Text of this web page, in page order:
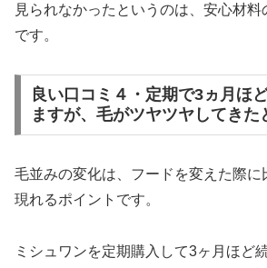
見られなかったというのは、安心材料
です。
良い口コミ４・定期で3ヵ月ほ
ますが、毛がツヤツヤしてきた
毛並みの変化は、フードを変えた際に
現れるポイントです。
ミシュワンを定期購入して3ヶ月ほど